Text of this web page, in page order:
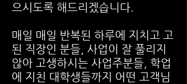
으시도록 해드리겠습니다.
매일 매일 반복된 하루에 지치고 고
된 직장인 분들, 사업이 잘 풀리지
않아 고생하시는 사업주분들, 학업
에 지친 대학생들까지 어떤 고객님